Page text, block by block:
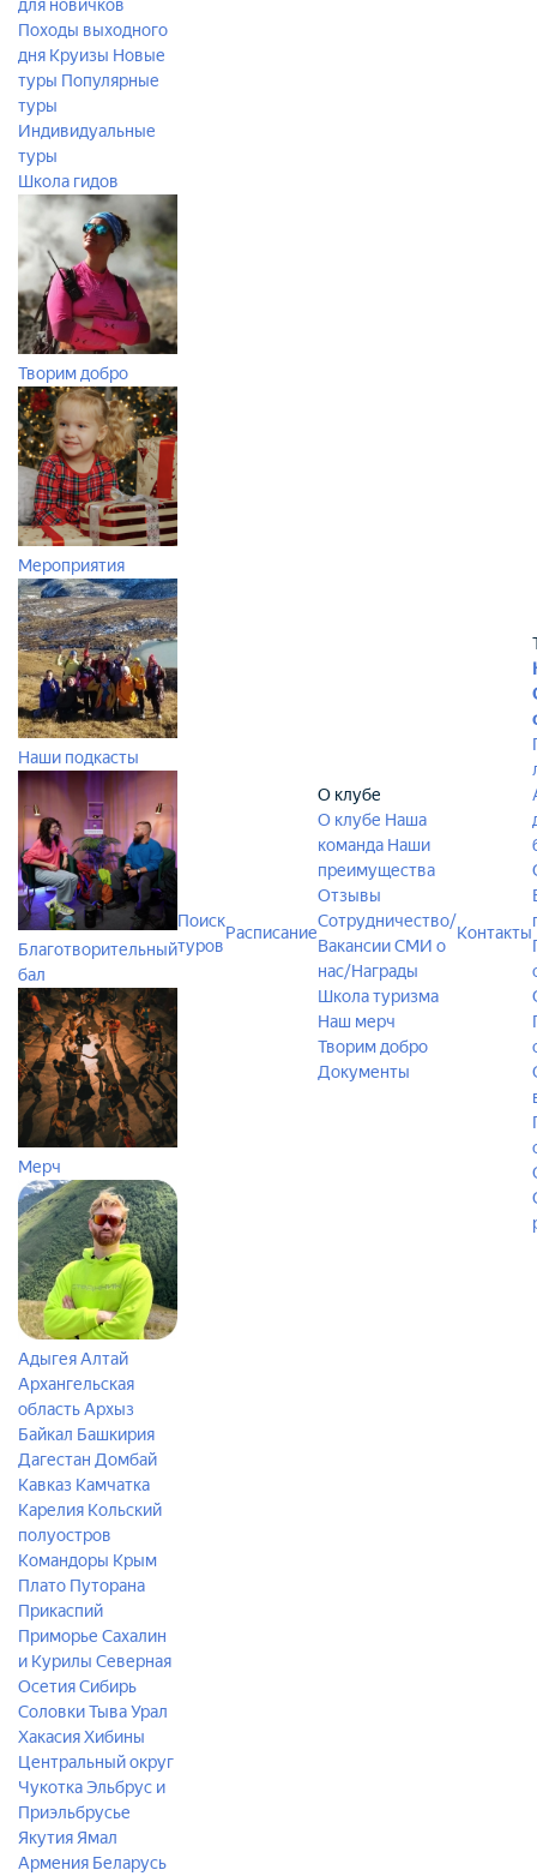
для новичков
Походы выходного
дня Круизы Новые
туры Популярные
туры
Индивидуальные
туры
Школа гидов
Творим добро
Мероприятия
Наши подкасты
Благотворительный
бал
Мерч
АдыгеяАлтай
Архангельская
областьАрхыз
Байкал Башкирия
Дагестан Домбай
Кавказ Камчатка
Карелия Кольский
полуостров
Командоры Крым
Плато Путорана
Прикаспий
Приморье Сахалин
и Курилы Северная
ОсетияСибирь
СоловкиТываУрал
ХакасияХибины
Центральный округ
ЧукоткаЭльбрус и
Приэльбрусье
Якутия Ямал
Армения Беларусь
Поиск
туров
Расписание
О клубе
О клубе Наша
команда Наши
преимущества
Отзывы
Сотрудничество/
ВакансииСМИ о
нас/Награды
Школа туризма
Наш мерч
Творим добро
Документы
Контакты